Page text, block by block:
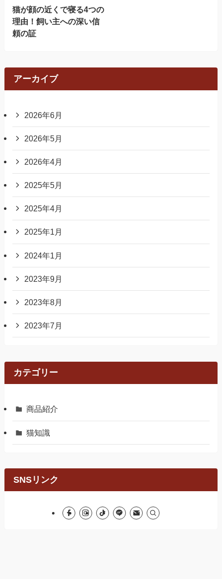
猫が顔の近くで寝る4つの
理由！飼い主への深い信
頼の証
アーカイブ
2026年6月
2026年5月
2026年4月
2025年5月
2025年4月
2025年1月
2024年1月
2023年9月
2023年8月
2023年7月
カテゴリー
商品紹介
猫知識
SNSリンク